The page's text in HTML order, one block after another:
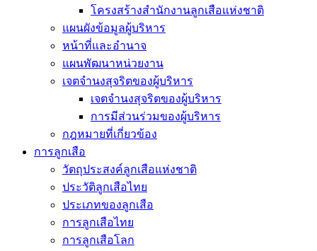
โครงสร้างสำนักงานลูกเสือแห่งชาติ
แผนผังข้อมูลผู้บริหาร
หน้าที่และอำนาจ
แผนพัฒนาหน่วยงาน
เจตจำนงสุจริตของผู้บริหาร
เจตจำนงสุจริตของผู้บริหาร
การมีส่วนร่วมของผู้บริหาร
กฎหมายที่เกี่ยวข้อง
การลูกเสือ
วัตถุประสงค์ลูกเสือแห่งชาติ
ประวัติลูกเสือไทย
ประเภทของลูกเสือ
การลูกเสือไทย
การลูกเสือโลก